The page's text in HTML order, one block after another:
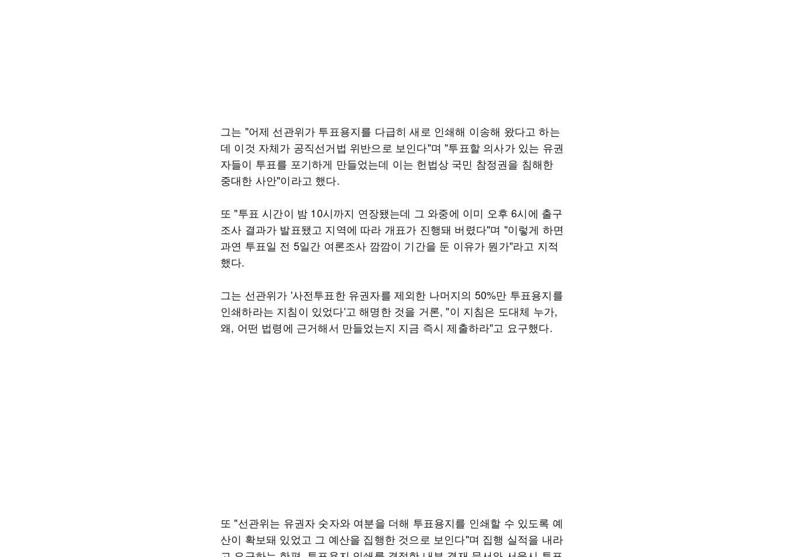
그는 "어제 선관위가 투표용지를 다급히 새로 인쇄해 이송해 왔다고 하는
데 이것 자체가 공직선거법 위반으로 보인다"며 "투표할 의사가 있는 유권
자들이 투표를 포기하게 만들었는데 이는 헌법상 국민 참정권을 침해한
중대한 사안"이라고 했다.
또 "투표 시간이 밤 10시까지 연장됐는데 그 와중에 이미 오후 6시에 출구
조사 결과가 발표됐고 지역에 따라 개표가 진행돼 버렸다"며 "이렇게 하면
과연 투표일 전 5일간 여론조사 깜깜이 기간을 둔 이유가 뭔가"라고 지적
했다.
그는 선관위가 '사전투표한 유권자를 제외한 나머지의 50%만 투표용지를
인쇄하라는 지침이 있었다'고 해명한 것을 거론, "이 지침은 도대체 누가,
왜, 어떤 법령에 근거해서 만들었는지 지금 즉시 제출하라"고 요구했다.
또 "선관위는 유권자 숫자와 여분을 더해 투표용지를 인쇄할 수 있도록 예
산이 확보돼 있었고 그 예산을 집행한 것으로 보인다"며 집행 실적을 내라